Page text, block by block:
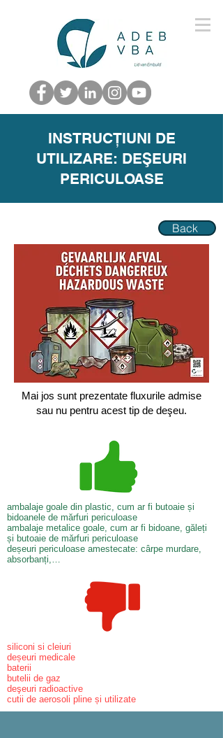
INSTRUCȚIUNI DE
UTILIZARE: DEŞEURI
PERICULOASE
Back
Mai jos sunt prezentate fluxurile admise
sau nu pentru acest tip de deşeu.
ambalaje goale din plastic, cum ar fi butoaie și
bidoanele de mărfuri periculoase
ambalaje metalice goale, cum ar fi bidoane, găleți
și butoaie de mărfuri periculoase
deșeuri periculoase amestecate: cârpe murdare,
absorbanți,…
siliconi si cleiuri
deșeuri medicale
baterii
butelii de gaz
deşeuri radioactive
cutii de aerosoli pline și utilizate